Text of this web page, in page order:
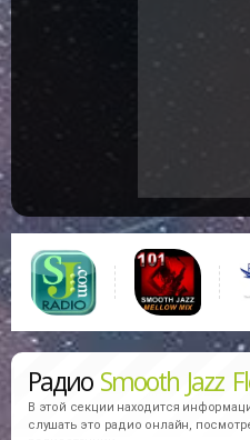
Радио Smooth Jazz
В этой секции находится
слушать это радио онлайн,